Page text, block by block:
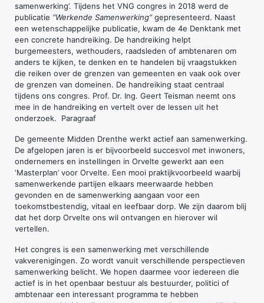
samenwerking’. Tijdens het VNG congres in 2018 werd de
publicatie “Werkende Samenwerking”gepresenteerd. Naast
een wetenschappelijke publicatie, kwam de 4e Denktank met
een concrete handreiking. De handreiking helpt
burgemeesters, wethouders, raadsleden of ambtenaren om
anders te kijken, te denken en te handelen bij vraagstukken
die reiken over de grenzen van gemeenten en vaak ook over
de grenzen van domeinen. De handreiking staat centraal
tijdens ons congres. Prof. Dr. Ing. Geert Teisman neemt ons
mee in de handreiking en vertelt over de lessen uit het
onderzoek. Paragraaf
De gemeente Midden Drenthe werkt actief aan samenwerking.
De afgelopen jaren is er bijvoorbeeld succesvol met inwoners,
ondernemers en instellingen in Orvelte gewerkt aan een
‘Masterplan’ voor Orvelte. Een mooi praktijkvoorbeeld waarbij
samenwerkende partijen elkaars meerwaarde hebben
gevonden en de samenwerking aangaan voor een
toekomstbestendig, vitaal en leefbaar dorp. We zijn daarom blij
dat het dorp Orvelte ons wil ontvangen en hierover wil
vertellen.
Het congres is een samenwerking met verschillende
vakverenigingen. Zo wordt vanuit verschillende perspectieven
samenwerking belicht. We hopen daarmee voor iedereen die
actief is in het openbaar bestuur als bestuurder, politici of
ambtenaar een interessant programma te hebben